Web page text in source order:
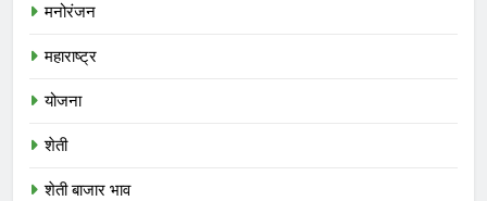
मनोरंजन
महाराष्ट्र
योजना
शेती
शेती बाजार भाव